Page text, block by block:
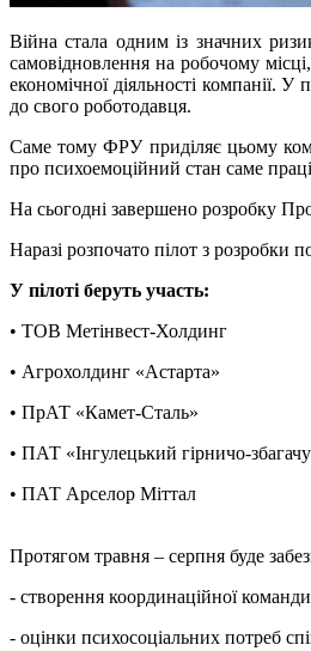
Війна стала одним із значних
самовідновлення на робочому
економічної діяльності компанії.
до свого роботодавця.
Саме тому ФРУ приділяє цьому
про психоемоційний стан саме
На сьогодні завершено розробку
Наразі розпочато пілот з розробки
У пілоті беруть участь:
• ТОВ Метінвест-Холдинг
• Агрохолдинг «Астарта»
• ПрАТ «Камет-Сталь»
• ПАТ «Інгулецький гірничо-
• ПАТ Арселор Міттал
Протягом травня – серпня буде
- створення координаційної
- оцінки психосоціальних потреб